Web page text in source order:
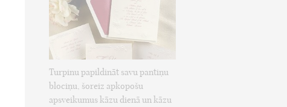
Turpinu papildināt savu pantiņu
blociņu, šoreiz apkopošu
apsveikumus kāzu dienā un kāzu